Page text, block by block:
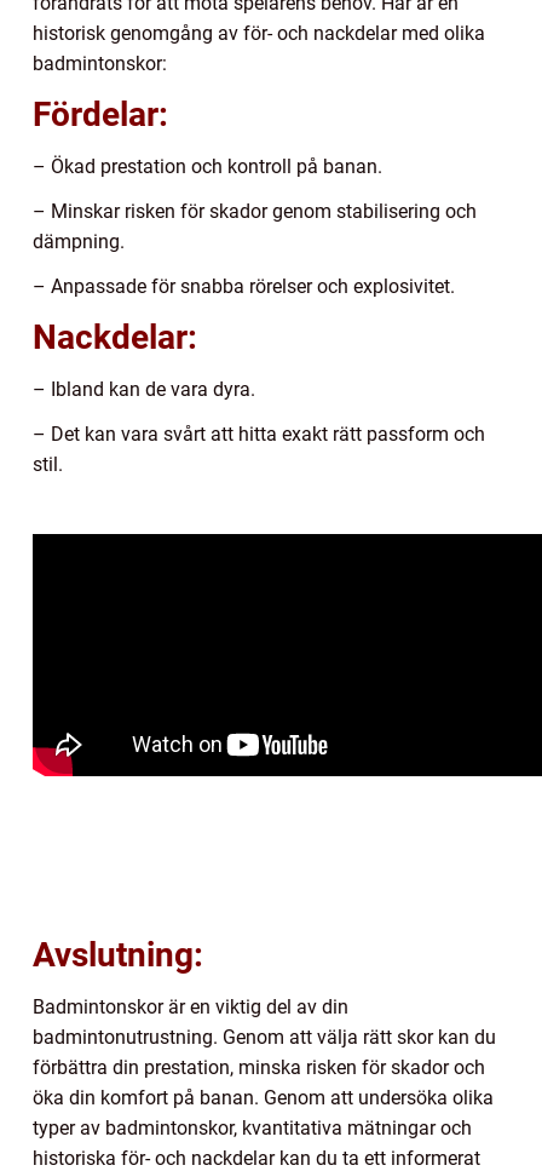
historisk genomgång av för- och nackdelar med olika
badmintonskor:
Fördelar:
– Ökad prestation och kontroll på banan.
– Minskar risken för skador genom stabilisering och
dämpning.
– Anpassade för snabba rörelser och explosivitet.
Nackdelar:
– Ibland kan de vara dyra.
– Det kan vara svårt att hitta exakt rätt passform och
stil.
Avslutning:
Badmintonskor är en viktig del av din
badmintonutrustning. Genom att välja rätt skor kan du
förbättra din prestation, minska risken för skador och
öka din komfort på banan. Genom att undersöka olika
typer av badmintonskor, kvantitativa mätningar och
historiska för- och nackdelar kan du ta ett informerat